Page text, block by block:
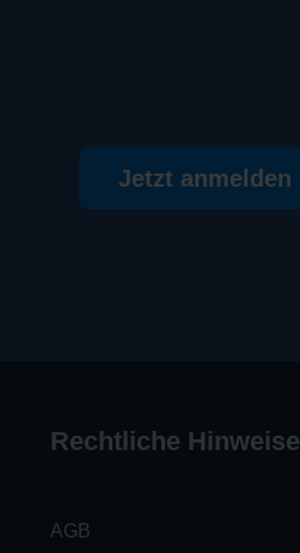
Jetzt anmelden
Rechtliche Hinweise
AGB